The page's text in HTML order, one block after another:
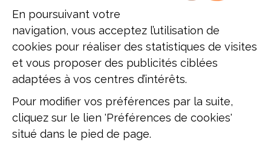
ETUDIANTS
RETOUR SUR L’ÉDITION 2025 DU BUSINESS
PITCH EN PARTENARIAT AVEC AXA FRANCE !
Du 29 au 31 janvier 2025, 1 500 apprenants de Bac+5 du
Groupe IGENSIA se sont réunis simultanément sur les
campus de Paris, Lyon et Toulouse pour participer à l’édition
En poursuivant votre
navigation, vous acceptez l’utilisation de
cookies pour réaliser des statistiques de visites
et vous proposer des publicités ciblées
adaptées à vos centres d’intérêts.
Pour modifier vos préférences par la suite,
cliquez sur le lien 'Préférences de cookies'
situé dans le pied de page.